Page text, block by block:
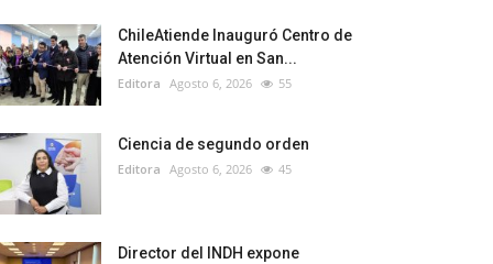
ChileAtiende Inauguró Centro de
Atención Virtual en San...
Editora Agosto 6, 2026 55
Ciencia de segundo orden
Editora Agosto 6, 2026 45
Director del INDH expone